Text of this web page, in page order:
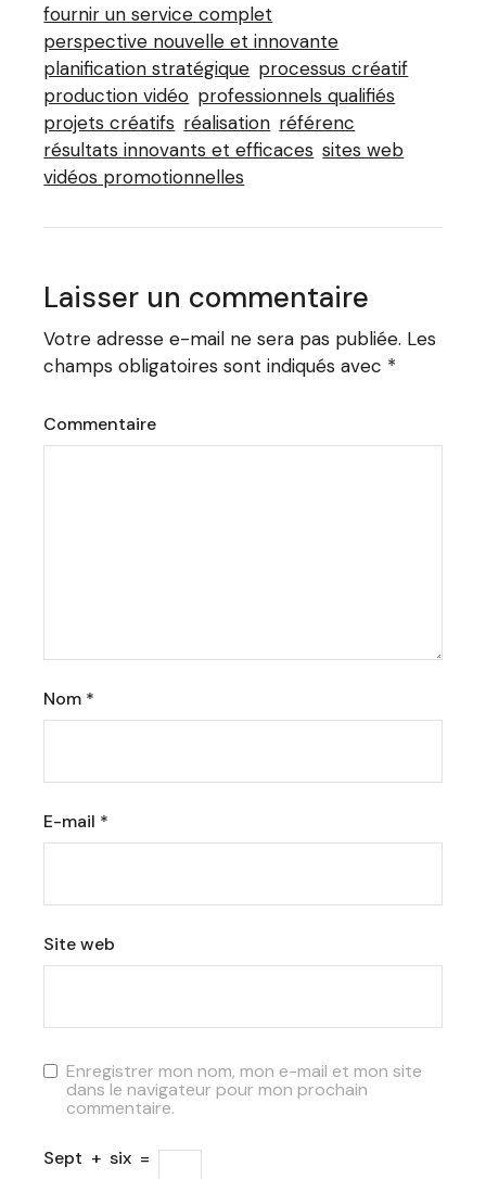
fournir un service complet
perspective nouvelle et innovante
planification stratégique processus créatif
production vidéo professionnels qualifiés
projets créatifs réalisation référenc
résultats innovants et efficaces sites web
vidéos promotionnelles
Laisser un commentaire
Votre adresse e-mail ne sera pas publiée. Les
champs obligatoires sont indiqués avec *
Commentaire
Nom *
E-mail *
Site web
Enregistrer mon nom, mon e-mail et mon site
dans le navigateur pour mon prochain
commentaire.
Sept + six =